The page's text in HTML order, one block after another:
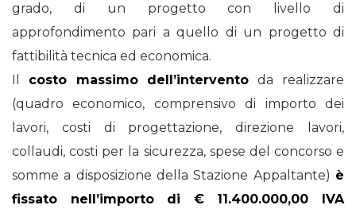
grado, di un progetto con livello di
approfondimento pari a quello di un progetto di
fattibilità tecnica ed economica.
Il costo massimo dell’intervento da realizzare
(quadro economico, comprensivo di importo dei
lavori, costi di progettazione, direzione lavori,
collaudi, costi per la sicurezza, spese del concorso e
somme a disposizione della Stazione Appaltante) è
fissato nell’importo di € 11.400.000,00 IVA